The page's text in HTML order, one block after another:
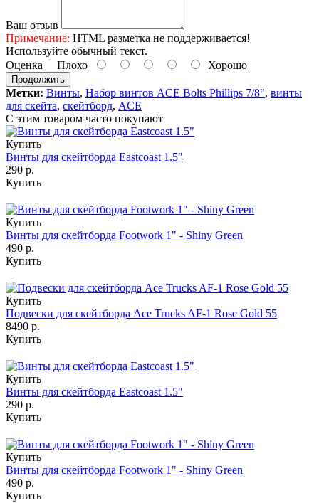
Ваш отзыв
Примечание: HTML разметка не поддерживается!
Используйте обычный текст.
Оценка Плохо Хорошо
Продолжить
Метки: Винты, Набор винтов ACE Bolts Phillips 7/8", винты
для скейта, скейтборд, ACE
С этим товаром часто покупают
Купить
Винты для скейтборда Eastcoast 1.5"
290 р.
Купить
Купить
Винты для скейтборда Footwork 1" - Shiny Green
490 р.
Купить
Купить
Подвески для скейтборда Ace Trucks AF-1 Rose Gold 55
8490 р.
Купить
Купить
Винты для скейтборда Eastcoast 1.5"
290 р.
Купить
Купить
Винты для скейтборда Footwork 1" - Shiny Green
490 р.
Купить